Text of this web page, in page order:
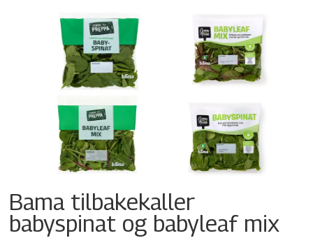
Bama tilbakekaller
babyspinat og babyleaf mix